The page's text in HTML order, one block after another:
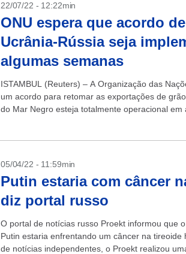
22/07/22 - 12:22min
ONU espera que acordo
Ucrânia-Rússia seja
algumas semanas
ISTAMBUL (Reuters) – A Organização das
um acordo para retomar as exportações de
do Mar Negro esteja totalmente operacional em
05/04/22 - 11:59min
Putin estaria com câncer
diz portal russo
O portal de notícias russo Proekt informou que
Putin estaria enfrentando um câncer na tireoide
de notícias independentes, o Proekt realizou